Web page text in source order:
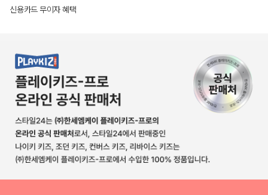
신용카드 무이자 혜택